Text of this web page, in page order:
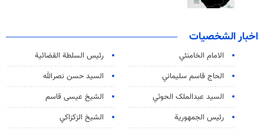
اخبار الشخصيات
الامام الخامنئي
رئیس السلطة القضائیة
الحاج قاسم سليماني
السيد حسن نصرالله
السید عبدالملک الحوثي
الشيخ عيسى قاسم
رئيس الجمهورية
الشيخ الزكزاكي